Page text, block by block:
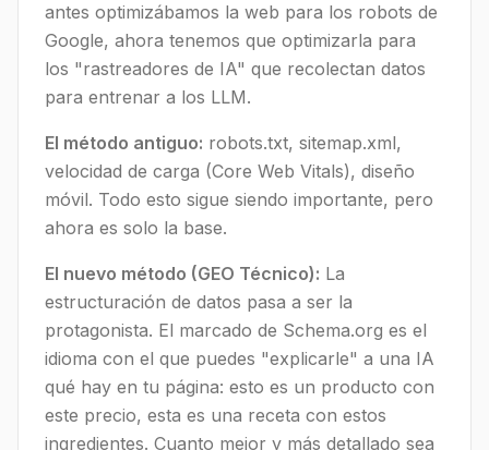
antes optimizábamos la web para los robots de
Google, ahora tenemos que optimizarla para
los "rastreadores de IA" que recolectan datos
para entrenar a los LLM.
El método antiguo: robots.txt, sitemap.xml,
velocidad de carga (Core Web Vitals), diseño
móvil. Todo esto sigue siendo importante, pero
ahora es solo la base.
El nuevo método (GEO Técnico): La
estructuración de datos pasa a ser la
protagonista. El marcado de Schema.org es el
idioma con el que puedes "explicarle" a una IA
qué hay en tu página: esto es un producto con
este precio, esta es una receta con estos
ingredientes. Cuanto mejor y más detallado sea